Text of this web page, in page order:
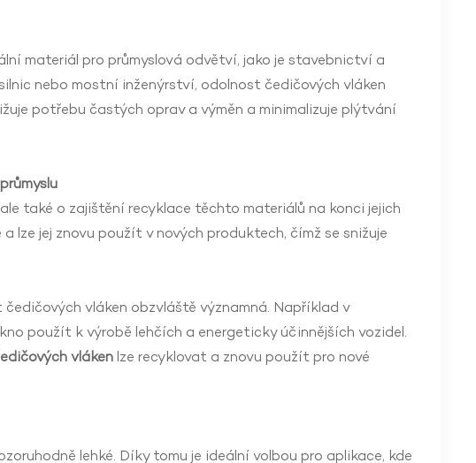
materiál pro průmyslová odvětví, jako je stavebnictví a
nebo mostní inženýrství, odolnost čedičových vláken
potřebu častých oprav a výměn a minimalizuje plýtvání
také o zajištění recyklace těchto materiálů na konci jejich
lze jej znovu použít v nových produktech, čímž se snižuje
vláken obzvláště významná. Například v
použít k výrobě lehčích a energeticky účinnějších vozidel.
vlákenlze recyklovat a znovu použít pro nové
lehké. Díky tomu je ideální volbou pro aplikace, kde